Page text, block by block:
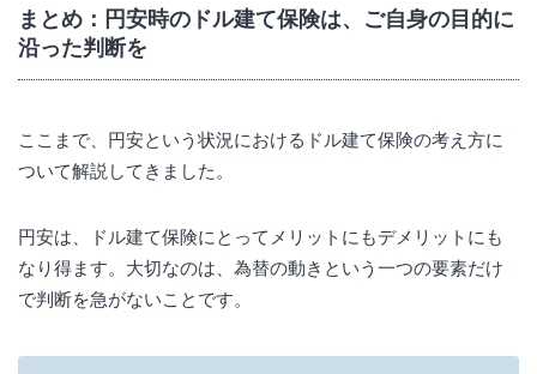
まとめ：円安時のドル建て保険は、ご自身の目的に
沿った判断を
ここまで、円安という状況におけるドル建て保険の考え方に
ついて解説してきました。
円安は、ドル建て保険にとってメリットにもデメリットにも
なり得ます。大切なのは、為替の動きという一つの要素だけ
で判断を急がないことです。